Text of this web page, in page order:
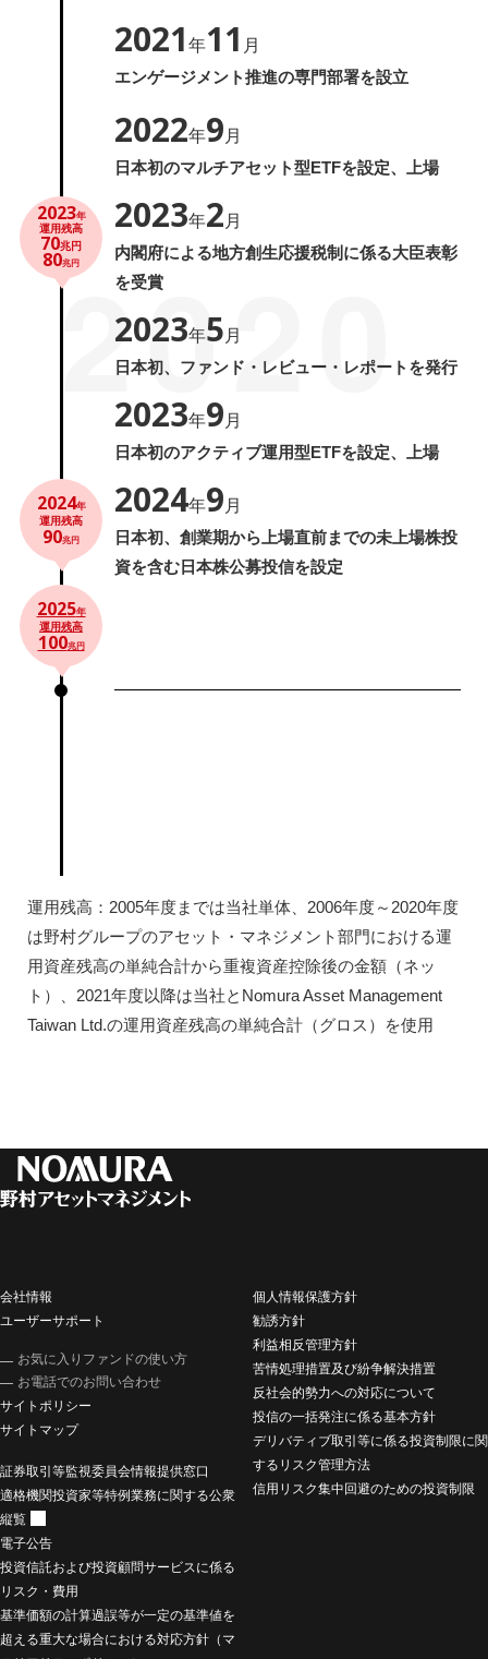
2020
2023年
運用残高
70兆円
80兆円
2024年
運用残高
90兆円
2025年
運用残高
100兆円
2021 年11 月
エンゲージメント推進の専門部署を設立
2022年9 月
日本初のマルチアセット型ETFを設定、上場
2023年2 月
内閣府による地方創生応援税制に係る大臣表彰
を受賞
2023年5 月
日本初、ファンド・レビュー・レポートを発行
2023年9 月
日本初のアクティブ運用型ETFを設定、上場
2024年9 月
日本初、創業期から上場直前までの未上場株投
資を含む日本株公募投信を設定
運用残高：2005年度までは当社単体、2006年度～2020年度
は野村グループのアセット・マネジメント部門における運
用資産残高の単純合計から重複資産控除後の金額（ネッ
ト）、2021年度以降は当社とNomura Asset Management
Taiwan Ltd.の運用資産残高の単純合計（グロス）を使用
会社情報
ユーザーサポート
お気に入りファンドの使い方
お電話でのお問い合わせ
サイトポリシー
サイトマップ
個人情報保護方針
勧誘方針
利益相反管理方針
苦情処理措置及び紛争解決措置
反社会的勢力への対応について
投信の一括発注に係る基本方針
デリバティブ取引等に係る投資制限に関
するリスク管理方法
信用リスク集中回避のための投資制限
証券取引等監視委員会情報提供窓口
適格機関投資家等特例業務に関する公衆
縦覧
電子公告
投資信託および投資顧問サービスに係る
リスク・費用
基準価額の計算過誤等が一定の基準値を
超える重大な場合における対応方針（マ